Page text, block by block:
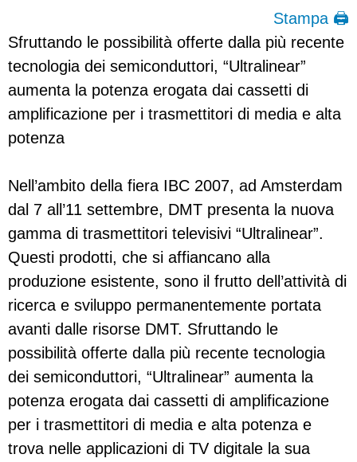
Stampa 🖨
Sfruttando le possibilità offerte dalla più recente
tecnologia dei semiconduttori, “Ultralinear”
aumenta la potenza erogata dai cassetti di
amplificazione per i trasmettitori di media e alta
potenza
Nell’ambito della fiera IBC 2007, ad Amsterdam
dal 7 all’11 settembre, DMT presenta la nuova
gamma di trasmettitori televisivi “Ultralinear”.
Questi prodotti, che si affiancano alla
produzione esistente, sono il frutto dell’attività di
ricerca e sviluppo permanentemente portata
avanti dalle risorse DMT. Sfruttando le
possibilità offerte dalla più recente tecnologia
dei semiconduttori, “Ultralinear” aumenta la
potenza erogata dai cassetti di amplificazione
per i trasmettitori di media e alta potenza e
trova nelle applicazioni di TV digitale la sua